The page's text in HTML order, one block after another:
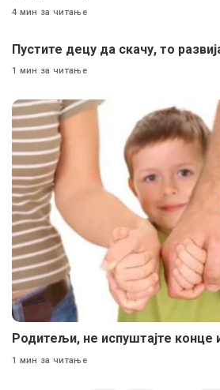
4 мин за читање
Пустите децу да скачу, то
1 мин за читање
Родитељи, не испуштајте конце
1 мин за читање